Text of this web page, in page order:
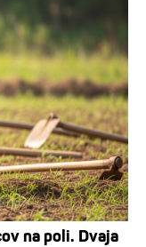
na poli. Dvaja